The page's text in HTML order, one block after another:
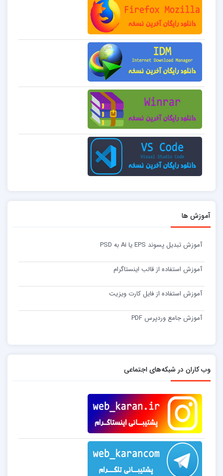
آموزش ها
آموزش تبدیل پسوند EPS یا Ai به PSD
آموزش استفاده از قالب اینستاگرام
آموزش استفاده از فایل کارت ویزیت
آموزش جامع وردپرس PDF
وب کاران در شبکه‌های اجتماعی